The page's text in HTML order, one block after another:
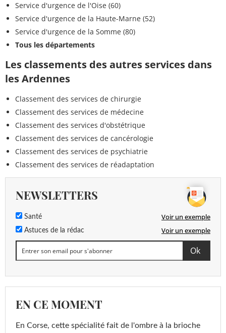
Service d'urgence de l'Oise (60)
Service d'urgence de la Haute-Marne (52)
Service d'urgence de la Somme (80)
Tous les départements
Les classements des autres services dans
les Ardennes
Classement des services de chirurgie
Classement des services de médecine
Classement des services d'obstétrique
Classement des services de cancérologie
Classement des services de psychiatrie
Classement des services de réadaptation
NEWSLETTERS
Santé Voir un exemple
Astuces de la rédac Voir un exemple
EN CE MOMENT
En Corse, cette spécialité fait de l'ombre à la brioche